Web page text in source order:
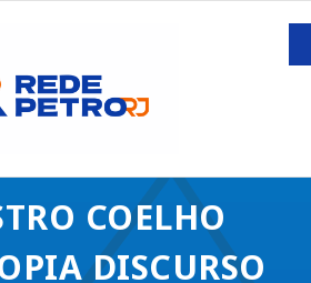
COELHO
DISCURSO